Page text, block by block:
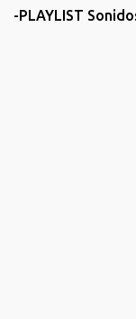
-PLAYLIST